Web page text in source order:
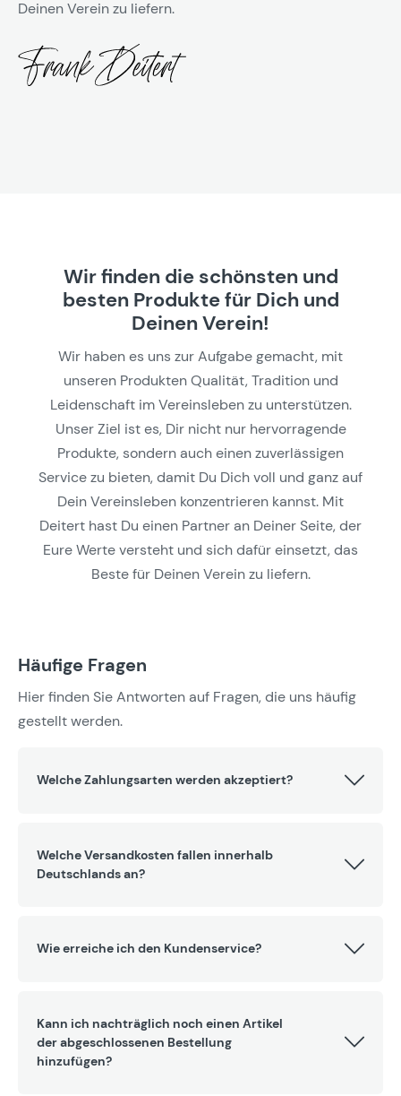
Deinen Verein zu liefern.
Wir finden die schönsten und
besten Produkte für Dich und
Deinen Verein!
Wir haben es uns zur Aufgabe gemacht, mit
unseren Produkten Qualität, Tradition und
Leidenschaft im Vereinsleben zu unterstützen.
Unser Ziel ist es, Dir nicht nur hervorragende
Produkte, sondern auch einen zuverlässigen
Service zu bieten, damit Du Dich voll und ganz auf
Dein Vereinsleben konzentrieren kannst. Mit
Deitert hast Du einen Partner an Deiner Seite, der
Eure Werte versteht und sich dafür einsetzt, das
Beste für Deinen Verein zu liefern.
Häufige Fragen
Hier finden Sie Antworten auf Fragen, die uns häufig
gestellt werden.
Welche Zahlungsarten werden akzeptiert?
Welche Versandkosten fallen innerhalb
Deutschlands an?
Wie erreiche ich den Kundenservice?
Kann ich nachträglich noch einen Artikel
der abgeschlossenen Bestellung
hinzufügen?